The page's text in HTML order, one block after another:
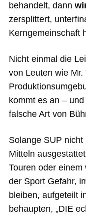
behandelt, dann
zersplittert,
Kerngemeinschaft
Nicht einmal die
von Leuten wie
kommt es an –
falsche Art von
Solange SUP
Mitteln
Touren oder
der Sport Gefahr,
bleiben, aufgeteilt
behaupten, „DIE